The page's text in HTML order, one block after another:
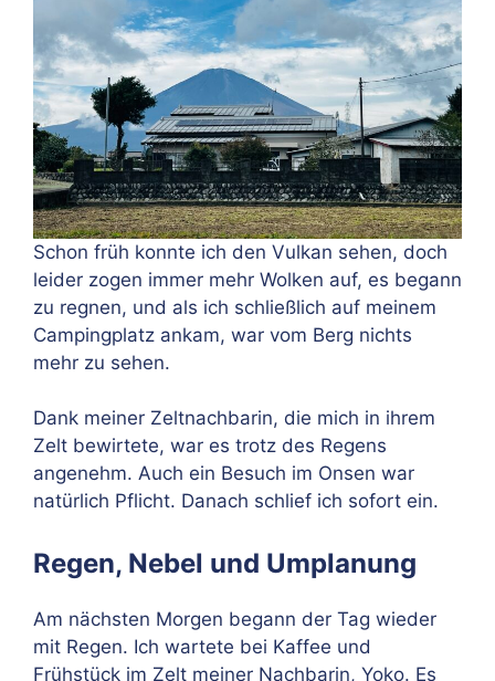
Schon früh konnte ich den Vulkan sehen, doch
leider zogen immer mehr Wolken auf, es begann
zu regnen, und als ich schließlich auf meinem
Campingplatz ankam, war vom Berg nichts
mehr zu sehen.
Dank meiner Zeltnachbarin, die mich in ihrem
Zelt bewirtete, war es trotz des Regens
angenehm. Auch ein Besuch im Onsen war
natürlich Pflicht. Danach schlief ich sofort ein.
Regen, Nebel und Umplanung
Am nächsten Morgen begann der Tag wieder
mit Regen. Ich wartete bei Kaffee und
Frühstück im Zelt meiner Nachbarin, Yoko. Es